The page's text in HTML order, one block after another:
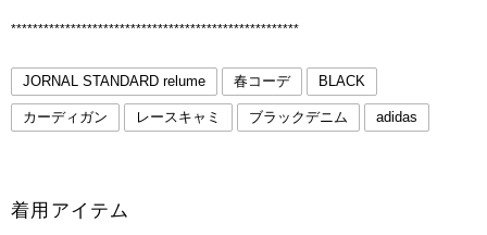
*****************************************************
JORNAL STANDARD relume 春コーデ BLACK
カーディガン レースキャミ ブラックデニム adidas
着用アイテム